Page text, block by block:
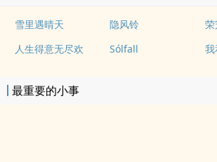
雪里遇晴天 隐风铃
人生得意无尽欢
Sólfall
最重要的小事